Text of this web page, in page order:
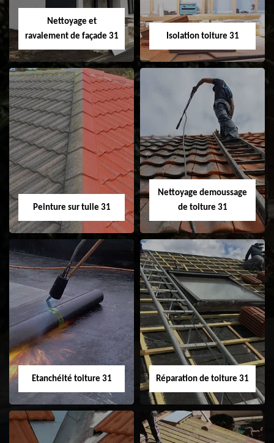
Velux 31
Nettoyage et
ravalement de façade 31
Nettoyage et
ravalement de
façade 31
Isolation toiture 31
Isolation toiture 31
Peinture sur tuile 31
Peinture sur tuile
31
Nettoyage demoussage
de toiture 31
Nettoyage
demoussage de
toiture 31
Etanchéité toiture 31 Réparation de toiture 31